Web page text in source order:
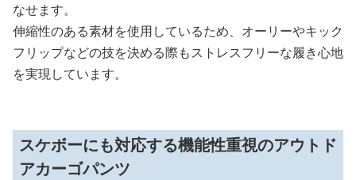
なせます。
伸縮性のある素材を使用しているため、オーリーやキック
フリップなどの技を決める際もストレスフリーな履き心地
を実現しています。
スケボーにも対応する機能性重視のアウトド
アカーゴパンツ